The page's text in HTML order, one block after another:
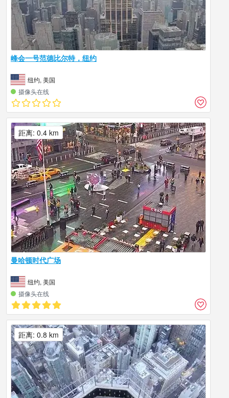
峰会一号范德比尔特，纽约
纽约, 美国
摄像头在线
曼哈顿时代广场
纽约, 美国
摄像头在线
距离: 0.4 km
距离: 0.8 km